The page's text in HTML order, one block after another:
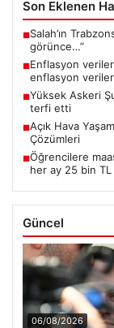
Son Eklenen
■Salah’ın
görünce…”
■Enflasyon
enflasyon
■Yüksek Askeri
terfi etti
■Açık Hava
Çözümleri
■Öğrencilere
her ay 25 bin
Güncel
06/08/2026